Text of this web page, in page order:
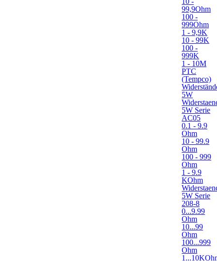
99,9Ohm
100 -
999Ohm
1 - 9,9K
10 - 99K
100 -
999K
1 - 10M
PTC
(Tempco)
5W
5W Serie
AC05
0.1 - 9.9
Ohm
10 - 99.9
Ohm
100 - 999
Ohm
1 - 9.9
KOhm
5W Serie
208-8
0...9.99
Ohm
10...99
Ohm
100...999
Ohm